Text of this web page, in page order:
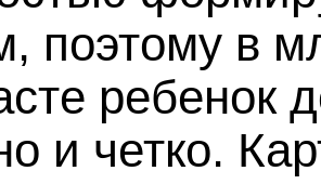
поэтому в
ребенок
и четко.